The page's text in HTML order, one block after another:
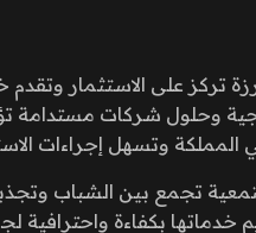
تركز على الاستثمار
وحلول شركات مستدامة
وتسهل إجراءات
تجمع بين الشباب
خدماتها بكفاءة